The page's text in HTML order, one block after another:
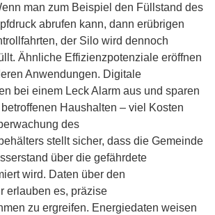
man zum Beispiel den Füllstand des
abrufen kann, dann erübrigen
der Silo wird dennoch
Ähnliche Effizienzpotenziale eröffnen
Anwendungen. Digitale
bei einem Leck Alarm aus und sparen
Haushalten – viel Kosten
des
stellt sicher, dass die Gemeinde
über die gefährdete
wird. Daten über den
erlauben es, präzise
zu ergreifen. Energiedaten weisen